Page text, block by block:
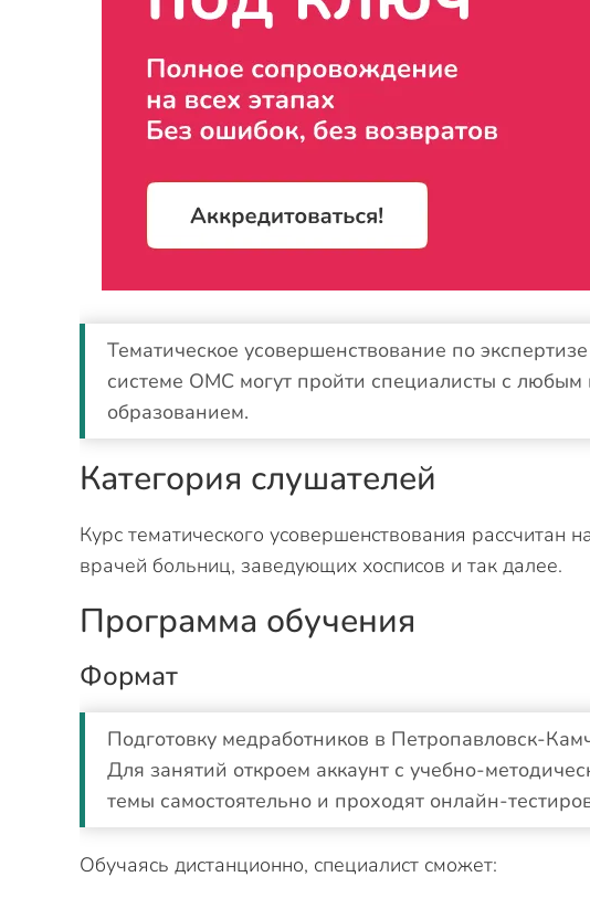
Тематическое усовершенствование по
системе ОМС могут пройти специалисты с
образованием.
Категория слушателей
Курс тематического усовершенствования рассчитан
врачей больниц, заведующих хосписов и так далее.
Программа обучения
Формат
Подготовку медработников в Петропавловск-
Для занятий откроем аккаунт с учебно-
темы самостоятельно и проходят онлайн-
Обучаясь дистанционно, специалист сможет: